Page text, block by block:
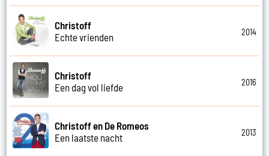
Christoff
Echte vrienden
2014
Christoff
Een dag vol liefde
2016
Christoff en De Romeos
Een laatste nacht
2013